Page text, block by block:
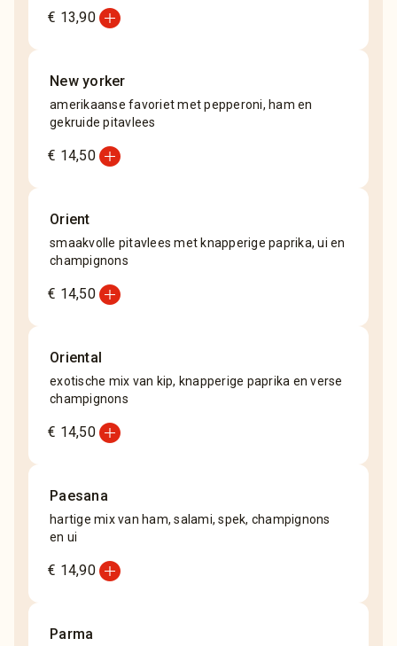
€ 13,90add_circle
New yorker
amerikaanse favoriet met pepperoni, ham en
gekruide pitavlees
€ 14,50add_circle
Orient
smaakvolle pitavlees met knapperige paprika, ui en
champignons
€ 14,50add_circle
Oriental
exotische mix van kip, knapperige paprika en verse
champignons
€ 14,50add_circle
Paesana
hartige mix van ham, salami, spek, champignons
en ui
€ 14,90add_circle
Parma